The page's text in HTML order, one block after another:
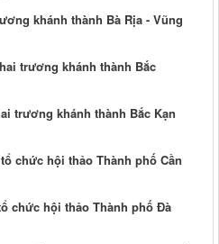
khánh thành Bà Rịa - Vũng
trương khánh thành Bắc
trương khánh thành Bắc Kạn
chức hội thảo Thành phố Cần
chức hội thảo Thành phố Đà